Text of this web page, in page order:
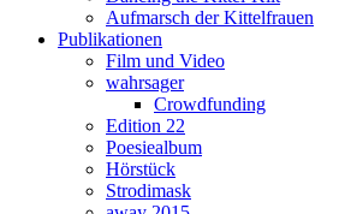
Aufmarsch der Kittelfrauen
Publikationen
Film und Video
wahrsager
Crowdfunding
Edition 22
Poesiealbum
Hörstück
Strodimask